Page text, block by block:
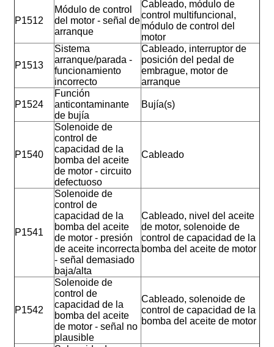
P1512
Módulo de control
del motor - señal de
arranque
Cableado, módulo de
control multifuncional,
módulo de control del
motor
P1513
Sistema
arranque/parada -
funcionamiento
incorrecto
Cableado, interruptor de
posición del pedal de
embrague, motor de
arranque
P1524
Función
anticontaminante
de bujía
Bujía(s)
P1540
Solenoide de
control de
capacidad de la
bomba del aceite
de motor - circuito
defectuoso
Cableado
P1541
Solenoide de
control de
capacidad de la
bomba del aceite
de motor - presión
de aceite incorrecta
- señal demasiado
baja/alta
Cableado, nivel del aceite
de motor, solenoide de
control de capacidad de la
bomba del aceite de motor
P1542
Solenoide de
control de
capacidad de la
bomba del aceite
de motor - señal no
plausible
Cableado, solenoide de
control de capacidad de la
bomba del aceite de motor